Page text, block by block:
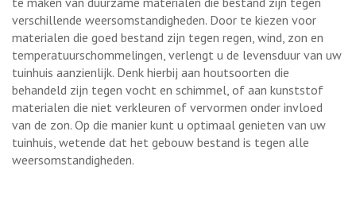
verschillende weersomstandigheden. Door te kiezen voor
materialen die goed bestand zijn tegen regen, wind, zon en
temperatuurschommelingen, verlengt u de levensduur van uw
tuinhuis aanzienlijk. Denk hierbij aan houtsoorten die
behandeld zijn tegen vocht en schimmel, of aan kunststof
materialen die niet verkleuren of vervormen onder invloed
van de zon. Op die manier kunt u optimaal genieten van uw
tuinhuis, wetende dat het gebouw bestand is tegen alle
weersomstandigheden.